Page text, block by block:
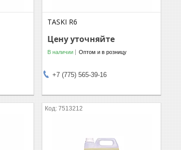
TASKI R6
Цену уточняйте
В наличии Оптом и в розницу
+7 (775) 565-39-16
7513212